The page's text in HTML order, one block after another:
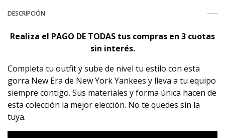
DESCRIPCIÓN
Realiza el PAGO DE TODAS tus compras en 3 cuotas
sin interés.
Completa tu outfit y sube de nivel tu estilo con esta
gorra New Era de New York Yankees y lleva a tu equipo
siempre contigo. Sus materiales y forma única hacen de
esta colección la mejor elección. No te quedes sin la
tuya.